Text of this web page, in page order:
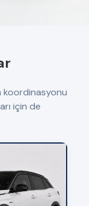
koordinasyonu
için de